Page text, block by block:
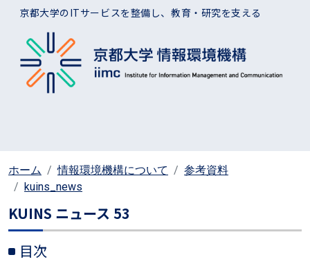
メインコンテンツに移動
京都大学のITサービスを整備し、教育・研究を支える
ホーム 情報環境機構について
参考資料
kuins_news
KUINS ニュース 53
目次